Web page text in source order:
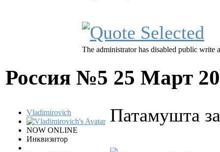
The administrator has disabled public write
Россия №5 25 Март
Vladimirovich
NOW ONLINE
Инквизитор
Патамушта